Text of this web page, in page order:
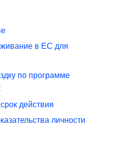
в ЕС для
по программе
действия
личности